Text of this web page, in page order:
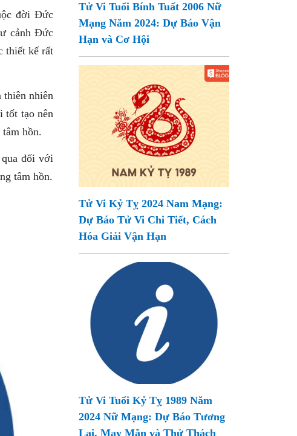
đời Đức
cảnh Đức
thiết kế rất
nhiên
tốt tạo nên
hồn.
đối với
tâm hồn.
Tử Vi Tuổi Bính Tuất 2006 Nữ
Mạng Năm 2024: Dự Báo Vận
Hạn và Cơ Hội
Tử Vi Kỷ Tỵ 2024 Nam Mạng:
Dự Báo Tử Vi Chi Tiết, Cách
Hóa Giải Vận Hạn
Tử Vi Tuổi Kỷ Tỵ 1989 Năm
2024 Nữ Mạng: Dự Báo Tương
Lai, May Mắn và Thử Thách